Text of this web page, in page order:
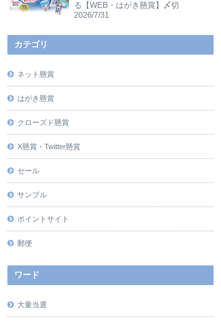
る【WEB・はがき懸賞】〆切
2026/7/31
カテゴリ
ネット懸賞
はがき懸賞
クローズド懸賞
X懸賞・Twitter懸賞
セール
サンプル
ポイントサイト
郵便
ワード
大量当選